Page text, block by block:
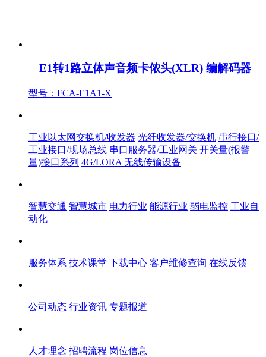
E1转1路立体声音频卡侬头(XLR) 编解码器
型号：FCA-E1A1-X
工业以太网交换机/收发器 光纤收发器/交换机 串行接口/
工业接口/现场总线 串口服务器/工业网关 开关量(报警
量)接口系列 4G/LORA 无线传输设备
智慧交通 智慧城市 电力行业 能源行业 弱电监控 工业自
动化
服务体系 技术课堂 下载中心 客户维修查询 在线反馈
公司动态 行业资讯 专题报道
人才理念 招聘流程 岗位信息